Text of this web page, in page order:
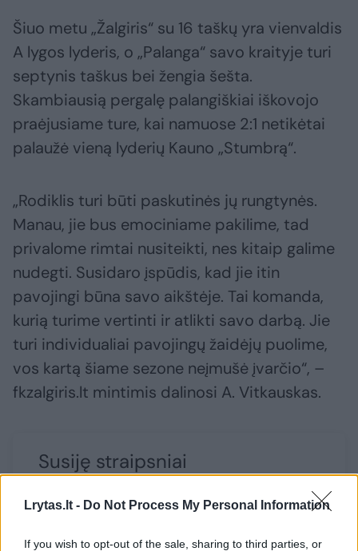
Lrytas.lt - Do Not Process My Personal Information
If you wish to opt-out of the sale, sharing to third parties, or
Šiuo metu „Žalgiris“ su 16 taškų yra vienvaldis
A lygos lyderis, o „Palanga“ savo kraityje turi
septynis taškus bei žengia šešta.
Skambiausią pergalę palangiškiai iškovojo
praėjusiame ture, kai namuose 2:1 netikėtai
palaužė vieną lyderių Kauno „Stumbrą“.
„Rodiklis turi būti paskutinės jų rungtynės.
Manau, jie bus emociniame pakilime, tad
privalome rimtai nusiteikti, nes kitaip galime
nudegti. Susidaro įspūdis, kad jie itin
pavojingi būna savo aikštėje. Tai komanda,
kurią turime vertinti ir atlikti savo darbą. Jie
turi individualiai pavojingų žaidėjų puolime,
vos kartą šiame sezone neįmušė įvarčio“, –
fkzalgiris.lt mintimis dalinosi A. Vitkauskas.
Susiję straipsniai